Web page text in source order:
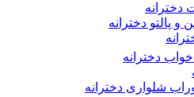
دخترانه
و پالتو دخترانه
دخترانه
شلواری دخترانه